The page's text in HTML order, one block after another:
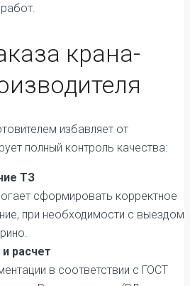
крана-
избавляет от
полный контроль качества:
ТЗ
сформировать корректное
при необходимости с выездом
расчет
в соответствии с ГОСТ